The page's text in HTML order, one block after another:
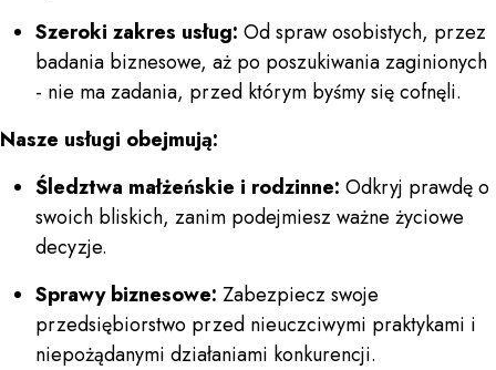
Szeroki zakres usług: Od spraw osobistych, przez
badania biznesowe, aż po poszukiwania zaginionych
- nie ma zadania, przed którym byśmy się cofnęli.
Nasze usługi obejmują:
Śledztwa małżeńskie i rodzinne: Odkryj prawdę o
swoich bliskich, zanim podejmiesz ważne życiowe
decyzje.
Sprawy biznesowe: Zabezpiecz swoje
przedsiębiorstwo przed nieuczciwymi praktykami i
niepożądanymi działaniami konkurencji.